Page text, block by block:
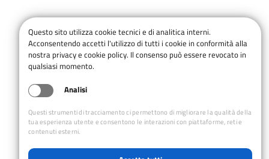
Questo sito utilizza cookie tecnici e di analitica interni.
Acconsentendo accetti l'utilizzo di tutti i cookie in conformità alla
nostra privacy e cookie policy. Il consenso può essere revocato in
qualsiasi momento.
Analisi
Questi strumenti di tracciamento ci permettono di migliorare la qualità della
tua esperienza utente e consentono le interazioni con piattaforme, reti e
contenuti esterni.